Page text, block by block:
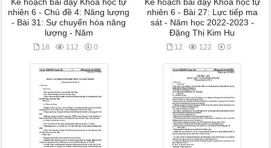
Kế hoạch bài dạy Khoa học tự
nhiên 6 - Chủ đề 4: Năng lượng
- Bài 31: Sự chuyển hóa năng
lượng - Năm
18 112 0
Kế hoạch bài dạy Khoa học tự
nhiên 6 - Bài 27: Lực tiếp ma
sát - Năm học 2022-2023 -
Đặng Thị Kim Hu
12 122 0